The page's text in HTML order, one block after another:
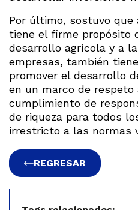
Por último, sostuvo que
tiene el firme propósito
desarrollo agrícola y a
empresas, también
promover el desarrollo
en un marco de respeto
cumplimiento de
de riqueza para todos
irrestricto a las normas
REGRESAR